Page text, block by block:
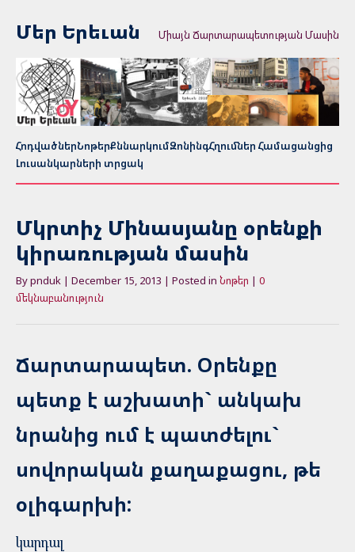
Մեր Երեւան Միայն Ճարտարապետության Մասին
ՀոդվածներՆոթերՔննարկումԶոնինգՀղումներ Համացանցից
Լուսանկարների տրցակ
Մկրտիչ Մինասյանը օրենքի
կիրառության մասին
By pnduk | December 15, 2013 | Posted in Նոթեր | 0
մեկնաբանություն
Ճարտարապետ. Օրենքը
պետք է աշխատի` անկախ
նրանից ում է պատժելու`
սովորական քաղաքացու, թե
օլիգարխի:
կարդալ